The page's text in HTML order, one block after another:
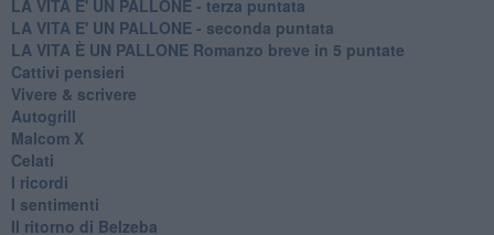
LA VITA E' UN PALLONE - terza puntata
LA VITA E' UN PALLONE - seconda puntata
LA VITA È UN PALLONE Romanzo breve in 5 puntate
Cattivi pensieri
Vivere & scrivere
Autogrill
Malcom X
Celati
I ricordi
I sentimenti
Il ritorno di Belzeba